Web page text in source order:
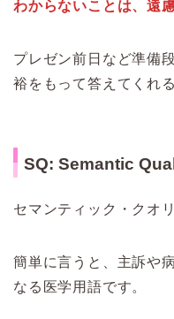
わからないことは、遠
プレゼン前日など準備
裕をもって答えてくれ
SQ: Semantic
セマンティック・クオ
簡単に言うと、主訴や
なる医学用語です。